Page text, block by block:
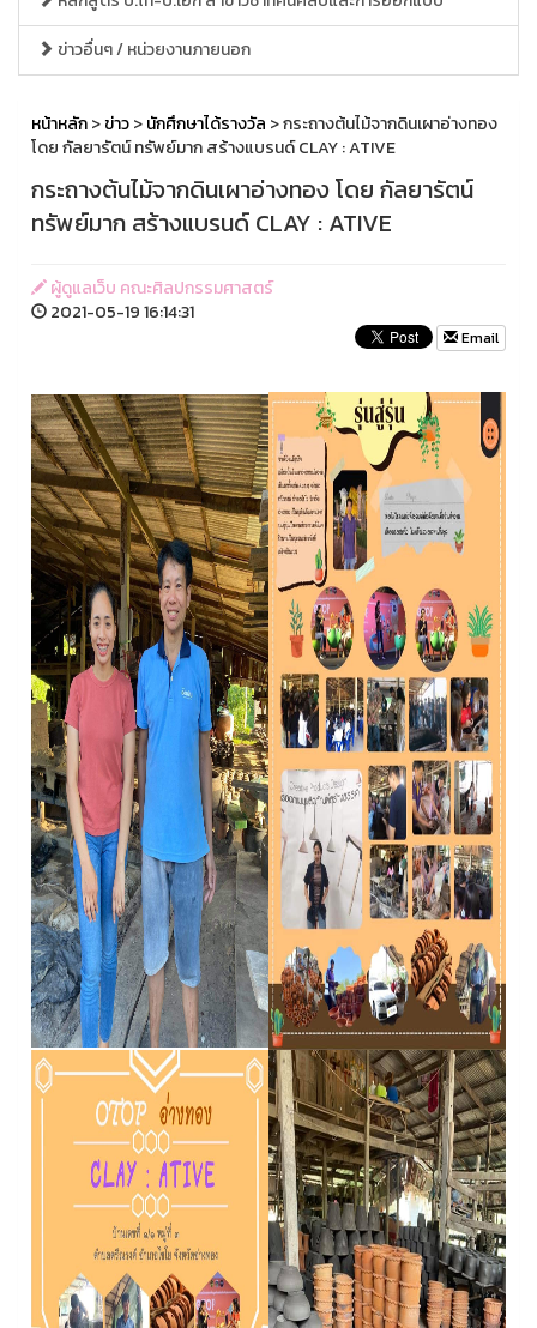
ข่าวอื่นๆ / หน่วยงานภายนอก
หน้าหลัก>ข่าว>นักศึกษาได้รางวัล > กระถางต้นไม้จากดินเผาอ่างทอง
โดย กัลยารัตน์ ทรัพย์มาก สร้างแบรนด์ CLAY : ATIVE
กระถางต้นไม้จากดินเผาอ่างทอง โดย กัลยารัตน์
ทรัพย์มาก สร้างแบรนด์ CLAY : ATIVE
ผู้ดูแลเว็บ คณะศิลปกรรมศาสตร์
2021-05-19 16:14:31
Email